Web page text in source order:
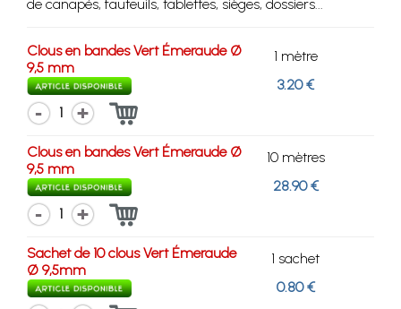
de canapés, fauteuils, tablettes, sièges, dossiers...
Clous en bandes Vert Émeraude Ø
9,5 mm
1 mètre
3.20 €
1
Clous en bandes Vert Émeraude Ø
9,5 mm
10 mètres
28.90 €
1
Sachet de 10 clous Vert Émeraude
Ø 9,5mm
1 sachet
0.80 €